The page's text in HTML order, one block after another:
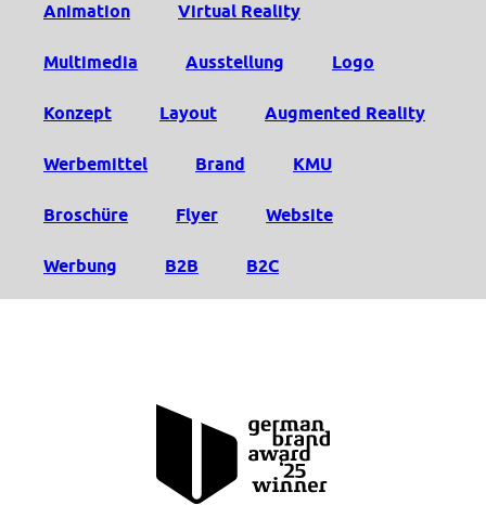
Animation Virtual Reality
Multimedia Ausstellung Logo
Konzept Layout Augmented Reality
Werbemittel Brand KMU
Broschüre Flyer Website
Werbung B2B B2C